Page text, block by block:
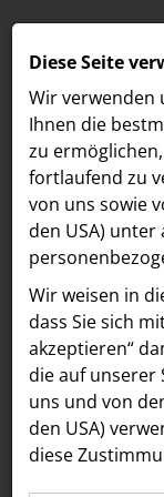
MELDUNGEN
LOEBELL
INNER
aehre
Astoria Artshow
B/S/H Hausgeräte
Meldungen /
Alle
16.09.2025
Diese Seite
Wir verwenden
Ihnen die
zu
fortlaufend zu
von uns sowie
den USA)
Wir weisen in
dass Sie sich
akzeptieren“
die auf unserer
uns und von
den USA)
diese